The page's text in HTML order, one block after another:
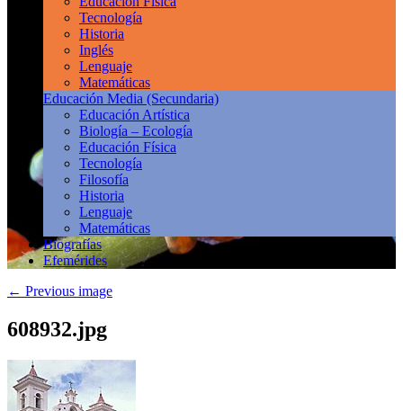
Tecnología
Historia
Inglés
Lenguaje
Matemáticas
Educación Media (Secundaria)
Educación Artística
Biología – Ecología
Educación Física
Tecnología
Filosofía
Historia
Lenguaje
Matemáticas
Biografías
Efemérides
← Previous image
608932.jpg